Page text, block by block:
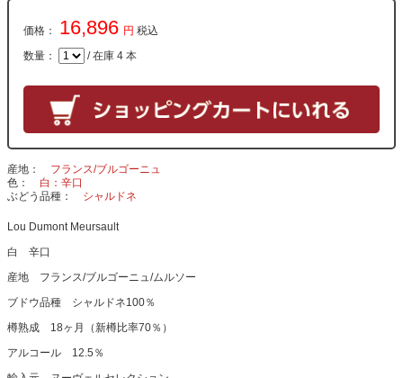
価格： 16,896 円 税込
数量： / 在庫 4 本
産地
フランス/ブルゴーニュ
色
白：辛口
ぶどう品種
シャルドネ
Lou Dumont Meursault
白 辛口
産地 フランス/ブルゴーニュ/ムルソー
ブドウ品種 シャルドネ100％
樽熟成 18ヶ月（新樽比率70％）
アルコール 12.5％